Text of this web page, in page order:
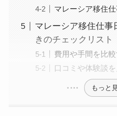
マレーシア移住
マレーシア移住仕事
きのチェックリスト
費用や手間を比較
口コミや体験談
もっと